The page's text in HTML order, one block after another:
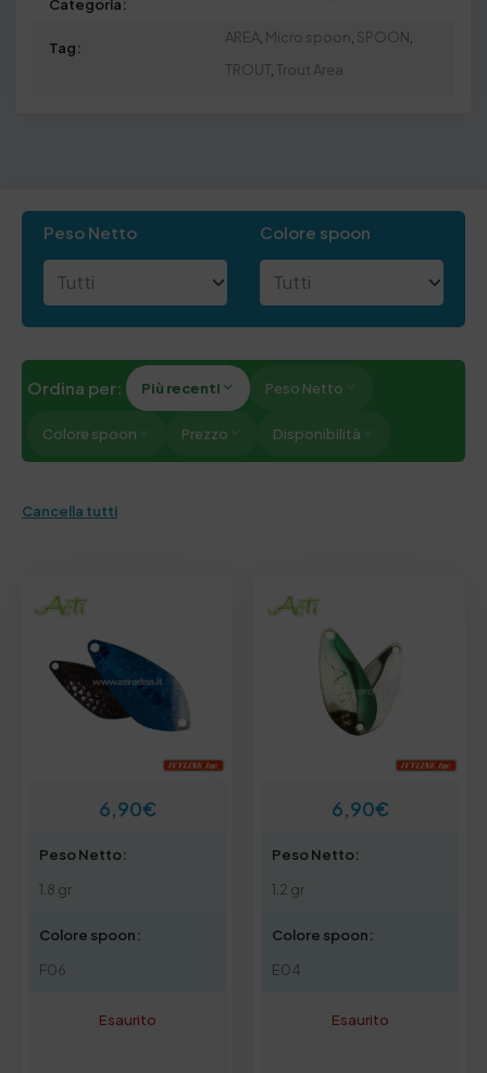
Categoria:
Tag:
AREA, Micro spoon SPOON
TROUT, Trout Area
Peso Netto Colore spoon
Ordina per: Più recenti Peso Netto
Colore spoon Prezzo Disponibilità
Cancella tutti
6,90€
Peso Netto:
1.8 gr
Colore spoon:
F06
Esaurito
6,90€
Peso Netto:
1.2 gr
Colore spoon:
E04
Esaurito